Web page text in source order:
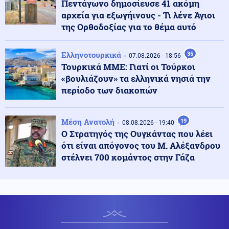
Ένοπλες Συρράξεις 08.08.2026 - 23:06
Καταγγελία για νυχτερινή είσοδο ισραηλινών
στρατευμάτων σε χωριό του Λιβάνου - Τι απαντά το
Ισραήλ
Ελληνοτουρκικά 08.08.2026 - 23:00
Ανάλυση: Η Ελληνική αντίδραση μετά την τριμερή
συμφωνία Τουρκίας-Πακιστάν-Σ. Αραβίας στη Μέκκα
Κόσμος 08.08.2026 - 22:53
Η Τουρκία ζητά "μορατόριουμ" Ρωσίας - Ουκρανίας
στις επιθέσεις κατά εμπορικών πλοίων στη Μαύρη
Θάλασσα
Κόσμος 08.08.2026 - 22:41
«Μη εσκεμμένο συμβάν» απαντούν οι Ουκρανοί
Πεντάγωνο δημοσίευσε 41 ακόμη
αρχεία για εξωγήινους - Τι λένε Άγιοι
της Ορθοδοξίας για το θέμα αυτό
Ελληνοτουρκικά 07.08.2026 - 18:56 35
Τουρκικά ΜΜΕ: Γιατί οι Τούρκοι
«βουλιάζουν» τα ελληνικά νησιά την
περίοδο των διακοπών
Μέση Ανατολή 08.08.2026 - 19:40 19
Ο Στρατηγός της Ουγκάντας που λέει
ότι είναι απόγονος του Μ. Αλέξανδρου
στέλνει 700 κομάντος στην Γάζα